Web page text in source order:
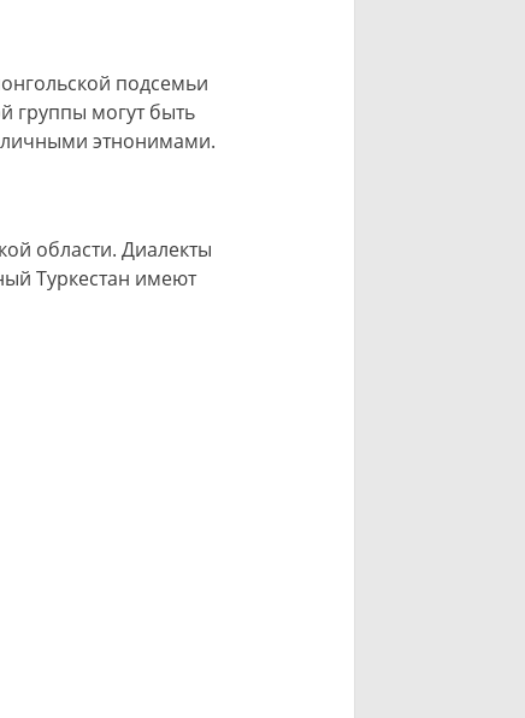
западно-
подсемьи
группы могут быть
этнонимами.
области. Диалекты
Туркестан имеют